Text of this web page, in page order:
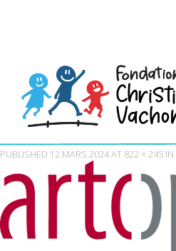
PUBLISHED 12 MARS 2024AT 822 × 245 IN